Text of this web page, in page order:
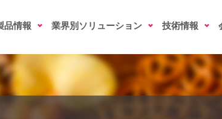
品情報 業界別ソリューション 技術情報
定